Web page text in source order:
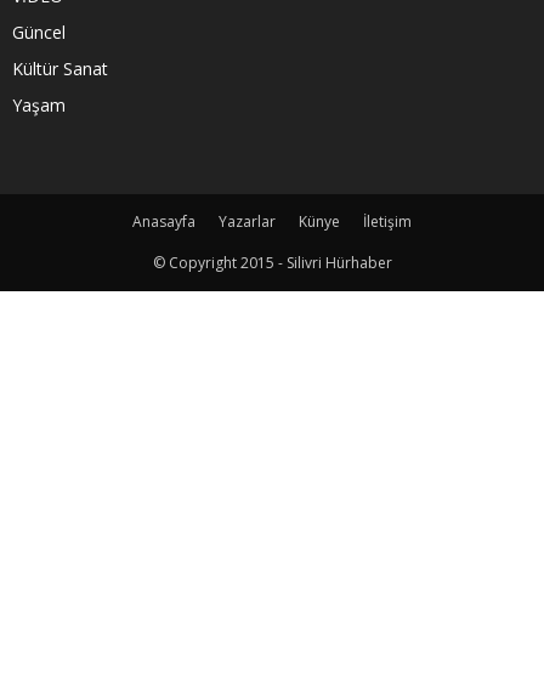
Güncel
Kültür Sanat
Yaşam
Anasayfa Yazarlar Künye
İletişim
© Copyright 2015 - Silivri Hürhaber